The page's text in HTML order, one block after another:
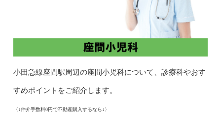
小田急線座間駅周辺の座間小児科について、診療科やおす
すめポイントをご紹介します。
〈↓仲介手数料0円で不動産購入するなら↓〉